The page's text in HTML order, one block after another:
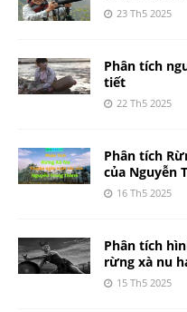
23 Th5 2025
Phân tích
tiết
22 Th5 2025
Phân tích
của Nguyễn
16 Th5 2025
Phân tích
rừng xà nu
15 Th5 2025